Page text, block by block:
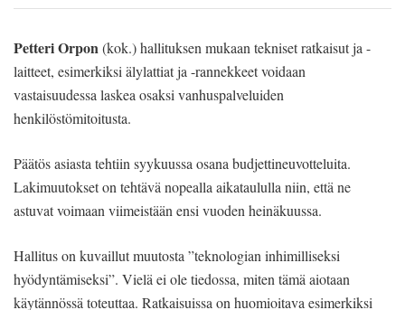
Petteri Orpon(kok.) hallituksen mukaan tekniset ratkaisut ja -
laitteet, esimerkiksi älylattiat ja -rannekkeet voidaan
vastaisuudessa laskea osaksi vanhuspalveluiden
henkilöstömitoitusta.
Päätös asiasta tehtiin syykuussa osana budjettineuvotteluita.
Lakimuutokset on tehtävä nopealla aikataululla niin, että ne
astuvat voimaan viimeistään ensi vuoden heinäkuussa.
Hallitus on kuvaillut muutosta ”teknologian inhimilliseksi
hyödyntämiseksi”. Vielä ei ole tiedossa, miten tämä aiotaan
käytännössä toteuttaa. Ratkaisuissa on huomioitava esimerkiksi